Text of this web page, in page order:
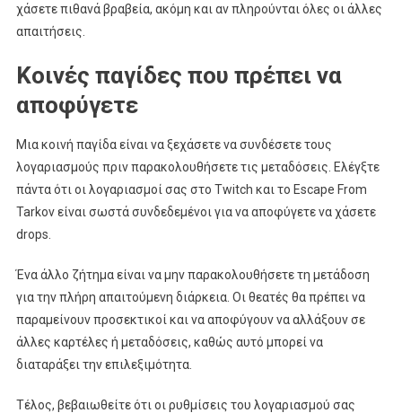
χάσετε πιθανά βραβεία, ακόμη και αν πληρούνται όλες οι άλλες
απαιτήσεις.
Κοινές παγίδες που πρέπει να
αποφύγετε
Μια κοινή παγίδα είναι να ξεχάσετε να συνδέσετε τους
λογαριασμούς πριν παρακολουθήσετε τις μεταδόσεις. Ελέγξτε
πάντα ότι οι λογαριασμοί σας στο Twitch και το Escape From
Tarkov είναι σωστά συνδεδεμένοι για να αποφύγετε να χάσετε
drops.
Ένα άλλο ζήτημα είναι να μην παρακολουθήσετε τη μετάδοση
για την πλήρη απαιτούμενη διάρκεια. Οι θεατές θα πρέπει να
παραμείνουν προσεκτικοί και να αποφύγουν να αλλάξουν σε
άλλες καρτέλες ή μεταδόσεις, καθώς αυτό μπορεί να
διαταράξει την επιλεξιμότητα.
Τέλος, βεβαιωθείτε ότι οι ρυθμίσεις του λογαριασμού σας